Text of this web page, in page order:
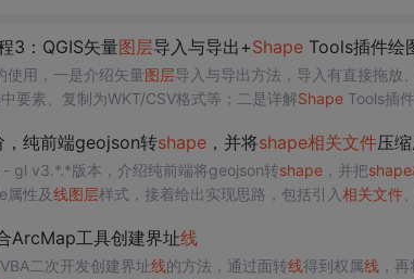
3：QGIS矢量图层导入与导出+ShapeTools插件绘
使用，一是介绍矢量图层导入与导出方法，导入有直接拖放
要素、复制为WKT/CSV格式等；二是详解ShapeTools插
纯前端geojson转shape，并将shape相关文件压
gl v3.*.*版本，介绍纯前端将geojson转shape，并把shape
属性及线图层样式，接着给出实现思路，包括引入相关文件
ArcMap工具创建界址线
二次开发创建界址 线的方法，通过面转线得到权属线，再